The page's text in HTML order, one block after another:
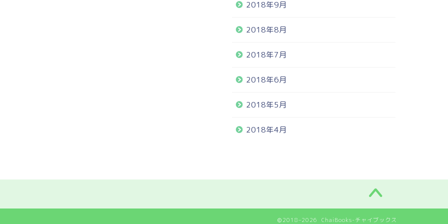
2018年9月
2018年8月
2018年7月
2018年6月
2018年5月
2018年4月
2018–2026 ChaiBooks-チャイブックス